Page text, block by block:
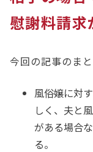
慰謝料請求
今回の記事のま
風俗嬢に対
しく、夫と
がある場合
る。